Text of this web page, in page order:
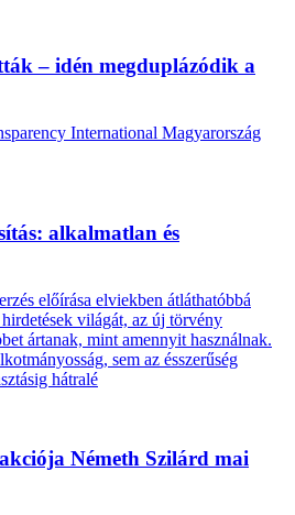
– idén megduplázódik a
International Magyarország
alkalmatlan és
előírása elviekben átláthatóbbá
világát, az új törvény
ártanak, mint amennyit használnak.
sem az ésszerűség
hátralé
Németh Szilárd mai